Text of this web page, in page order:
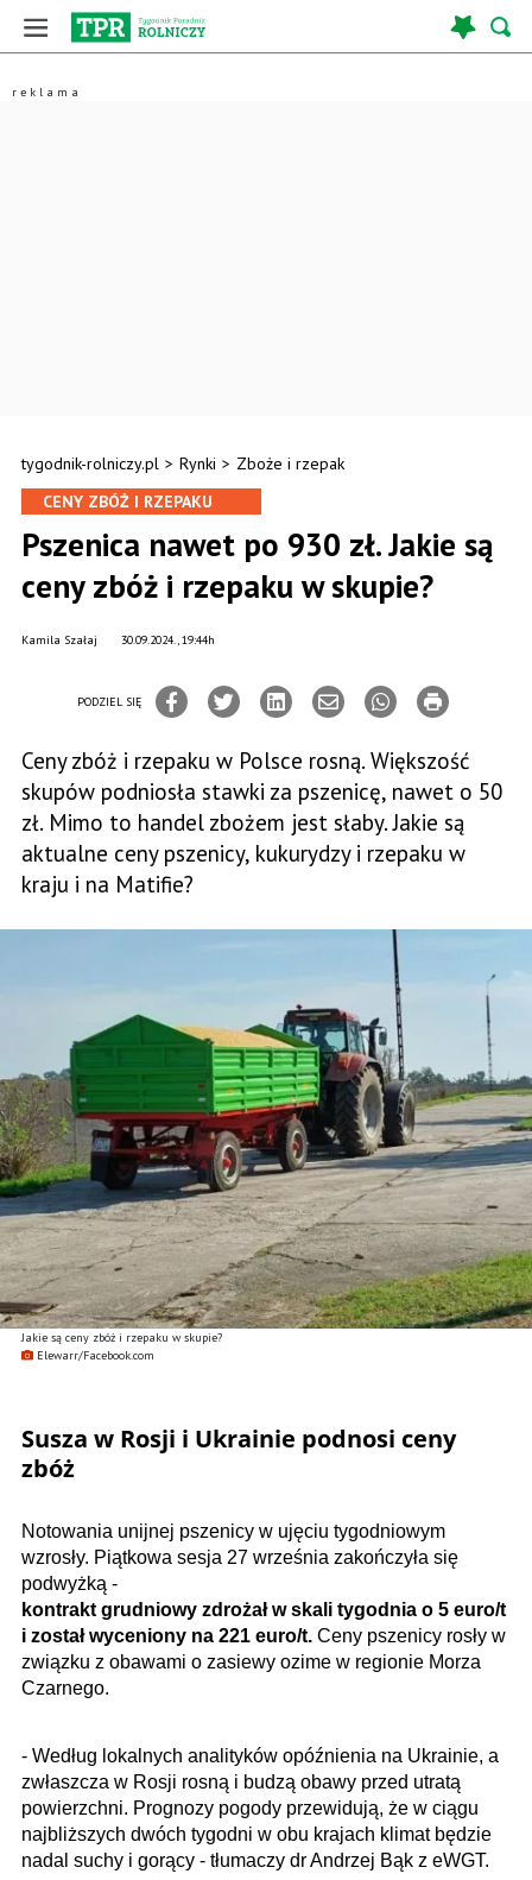
tygodnik-rolniczy.pl > Rynki > Zboże i rzepak
Jakie są ceny zbóż i rzepaku w skupie?
Elewarr/Facebook.com
CENY ZBÓŻ I RZEPAKU
Pszenica nawet po 930 zł. Jakie są
ceny zbóż i rzepaku w skupie?
30.09.2024., 19:44h
Kamila Szałaj
PODZIEL SIĘ
Ceny zbóż i rzepaku w Polsce rosną. Większość
skupów podniosła stawki za pszenicę, nawet o 50
zł. Mimo to handel zbożem jest słaby. Jakie są
aktualne ceny pszenicy, kukurydzy i rzepaku w
kraju i na Matifie?
Susza w Rosji i Ukrainie podnosi ceny
zbóż
Notowania unijnej pszenicy w ujęciu tygodniowym
wzrosły. Piątkowa sesja 27 września zakończyła się
podwyżką -
kontrakt grudniowy zdrożał w skali tygodnia o 5 euro/t
i został wyceniony na 221​ euro/t. Ceny pszenicy rosły w
związku z obawami o zasiewy ozime w regionie Morza
Czarnego.
- Według lokalnych analityków opóźnienia na Ukrainie, a
zwłaszcza w Rosji rosną i budzą obawy przed utratą
powierzchni. Prognozy pogody przewidują, że w ciągu
najbliższych dwóch tygodni w obu krajach klimat będzie
nadal suchy i gorący - tłumaczy dr Andrzej Bąk z eWGT.